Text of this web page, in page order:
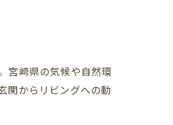
宮崎県の気候や自然環
関からリビングへの動